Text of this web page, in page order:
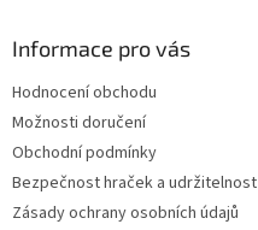
Informace pro vás
Hodnocení obchodu
Možnosti doručení
Obchodní podmínky
Bezpečnost hraček a udržitelnost
Zásady ochrany osobních údajů